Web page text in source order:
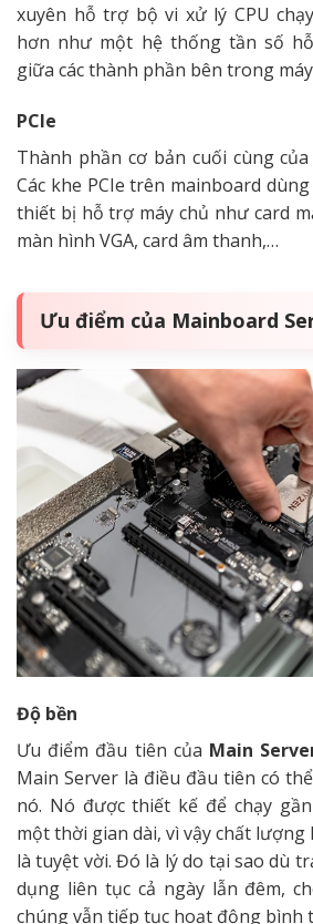
xuyên hỗ trợ bộ vi xử lý CPU
hơn như một hệ thống tần số
giữa các thành phần bên trong
PCle
Thành phần cơ bản cuối cùng của
Các khe PCIe trên mainboard
thiết bị hỗ trợ máy chủ như card
màn hình VGA, card âm thanh,…
Ưu điểm của Mainboard
Độ bền
Ưu điểm đầu tiên của Main
Main Server là điều đầu tiên có
nó. Nó được thiết kế để chạy
một thời gian dài, vì vậy chất lượng
là tuyệt vời. Đó là lý do tại sao dù
dụng liên tục cả ngày lẫn đêm,
chúng vẫn tiếp tục hoạt động bình